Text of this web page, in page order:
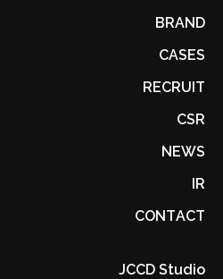
BRAND
CASES
RECRUIT
CSR
NEWS
IR
CONTACT
JCCD Studio